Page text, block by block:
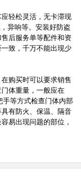
轻松灵活，无卡滞现
异响等。安装好防盗
后服务单等配件和资
致，千万不能出现少
购买时可以要求销售
体重量，一般应在
等方式检查门体内部
有防火、保温、隔音
易出现问题的部位，